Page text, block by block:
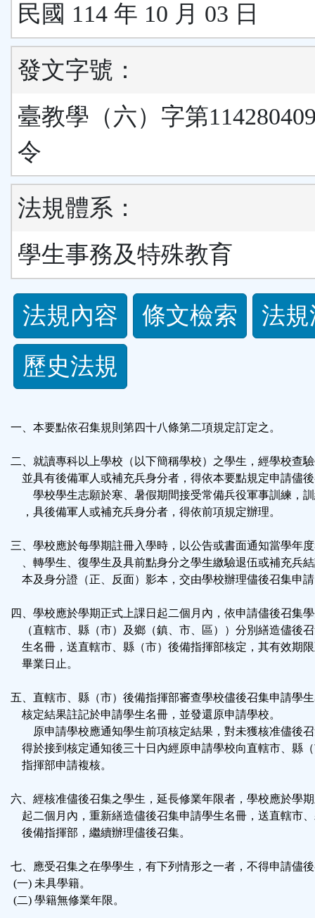
民國 114 年 10 月 03 日
發文字號：
臺教學（六）字第
令
法規體系：
學生事務及特殊教育
法
規
功
鈕
區
法規內容 條文檢索
法
歷史法規
一、本要點依召集規則第四十八條第二項規定訂定之。
二、就讀專科以上學校（以下簡稱學校）之學生，經學校查
並具有後備軍人或補充兵身分者，得依本要點規定申請儘
學校學生志願於寒、暑假期間接受常備兵役軍事訓練，訓
，具後備軍人或補充兵身分者，得依前項規定辦理。
三、學校應於每學期註冊入學時，以公告或書面通知當學年
、轉學生、復學生及具前點身分之學生繳驗退伍或補充兵
本及身分證（正、反面）影本，交由學校辦理儘後召集申
四、學校應於學期正式上課日起二個月內，依申請儘後召集
（直轄市、縣（市）及鄉（鎮、市、區））分別繕造儘後
生名冊，送直轄市、縣（市）後備指揮部核定，其有效期
畢業日止。
五、直轄市、縣（市）後備指揮部審查學校儘後召集申請學
核定結果註記於申請學生名冊，並發還原申請學校。
原申請學校應通知學生前項核定結果，對未獲核准儘後召
得於接到核定通知後三十日內經原申請學校向直轄市、縣
指揮部申請複核。
六、經核准儘後召集之學生，延長修業年限者，學校應於學
起二個月內，重新繕造儘後召集申請學生名冊，送直轄市
後備指揮部，繼續辦理儘後召集。
七、應受召集之在學學生，有下列情形之一者，不得申請儘
(一) 未具學籍。
(二) 學籍無修業年限。